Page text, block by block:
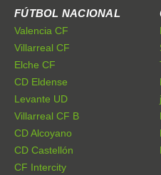
FÚTBOL NACIONAL
Valencia CF
Villarreal CF
Elche CF
CD Eldense
Levante UD
Villarreal CF B
CD Alcoyano
CD Castellón
CF Intercity